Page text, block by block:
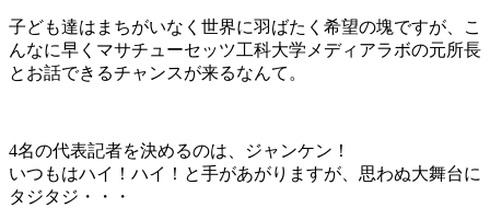
子ども達はまちがいなく世界に羽ばたく希望の塊ですが、こ
んなに早くマサチューセッツ工科大学メディアラボの元所長
とお話できるチャンスが来るなんて。
4名の代表記者を決めるのは、ジャンケン！
いつもはハイ！ハイ！と手があがりますが、思わぬ大舞台に
タジタジ・・・